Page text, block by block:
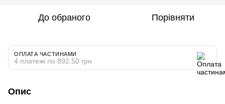
До обраного Порівняти
ОПЛАТА ЧАСТИНАМИ
4 платежі по 892.50 грн
Опис